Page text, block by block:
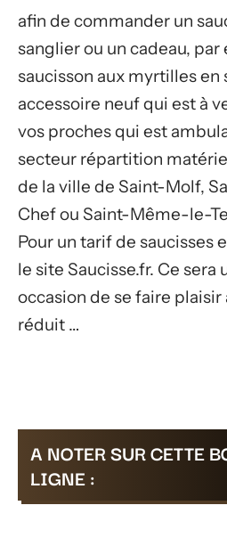
afin de commander un
sanglier ou un cadeau, par
saucisson aux myrtilles
accessoire neuf qui est à
vos proches qui est
secteur répartition
de la ville de Saint-Molf,
Chef ou Saint-Même-le-
Pour un tarif de saucisses
le site Saucisse.fr. Ce sera
occasion de se faire
réduit …
A NOTER SUR CETTE
LIGNE :